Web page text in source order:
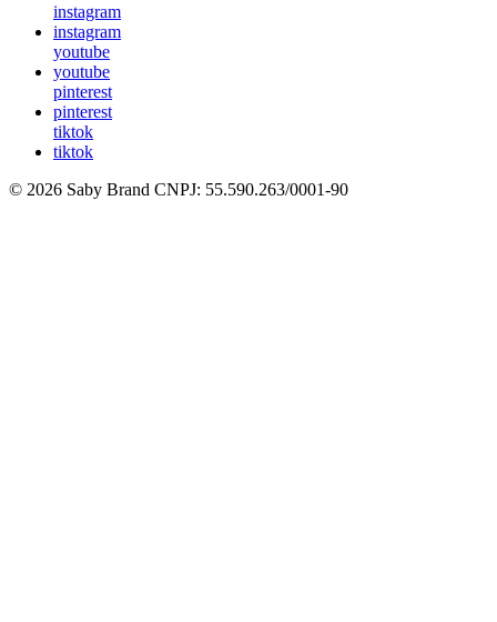
instagram
instagram
youtube
youtube
pinterest
pinterest
tiktok
tiktok
© 2026 Saby Brand CNPJ: 55.590.263/0001-90